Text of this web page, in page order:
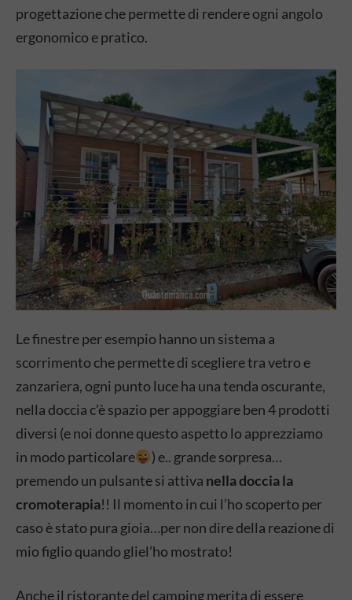
progettazione che permette di rendere ogni angolo
ergonomico e pratico.
Le finestre per esempio hanno un sistema a
scorrimento che permette di scegliere tra vetro e
zanzariera, ogni punto luce ha una tenda oscurante,
nella doccia c’è spazio per appoggiare ben 4 prodotti
diversi (e noi donne questo aspetto lo apprezziamo
in modo particolare
) e.. grande sorpresa…
premendo un pulsante si attiva nella doccia la
cromoterapia!! Il momento in cui l’ho scoperto per
caso è stato pura gioia…per non dire della reazione di
mio figlio quando gliel’ho mostrato!
Anche il ristorante del camping merita di essere